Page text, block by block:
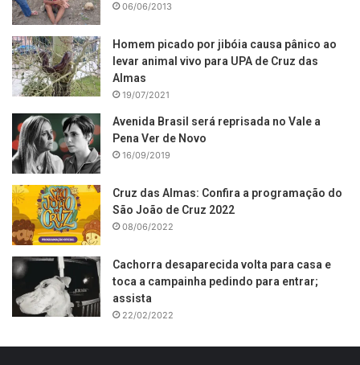
06/06/2013
Homem picado por jibóia causa pânico ao
levar animal vivo para UPA de Cruz das
Almas
19/07/2021
Avenida Brasil será reprisada no Vale a
Pena Ver de Novo
16/09/2019
Cruz das Almas: Confira a programação do
São João de Cruz 2022
08/06/2022
Cachorra desaparecida volta para casa e
toca a campainha pedindo para entrar;
assista
22/02/2022